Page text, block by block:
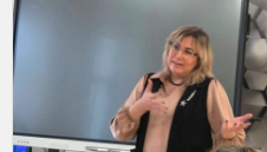
13-
Laisvės
diena